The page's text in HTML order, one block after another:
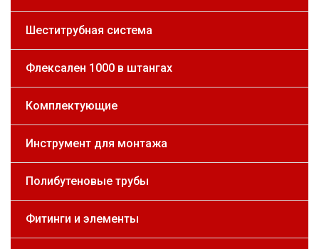
Шеститрубная система
Флексален 1000 в штангах
Комплектующие
Инструмент для монтажа
Полибутеновые трубы
Фитинги и элементы